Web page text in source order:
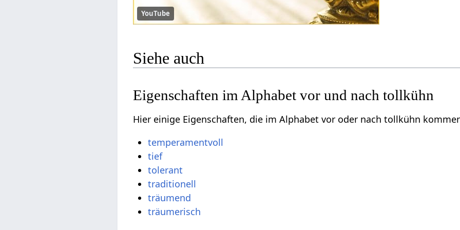
YouTube
Siehe auch
Eigenschaften im Alphabet vor und nach tollkühn
Hier einige Eigenschaften, die im Alphabet vor oder nach tollkühn
temperamentvoll
tief
tolerant
traditionell
träumend
träumerisch